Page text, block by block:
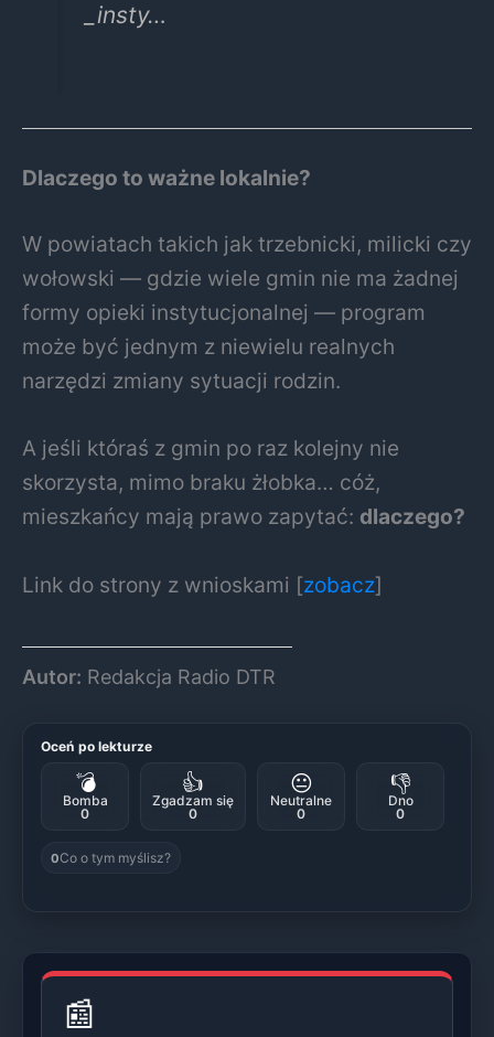
_insty…
Dlaczego to ważne lokalnie?
W powiatach takich jak trzebnicki, milicki czy
wołowski — gdzie wiele gmin nie ma żadnej
formy opieki instytucjonalnej — program
może być jednym z niewielu realnych
narzędzi zmiany sytuacji rodzin.
A jeśli któraś z gmin po raz kolejny nie
skorzysta, mimo braku żłobka… cóż,
mieszkańcy mają prawo zapytać: dlaczego?
Link do strony z wnioskami [zobacz]
Autor: Redakcja Radio DTR
Oceń po lekturze
💣
Bomba
0
👍
Zgadzam się
0
😐
Neutralne
0
👎
Dno
0
0Co o tym myślisz?
📰